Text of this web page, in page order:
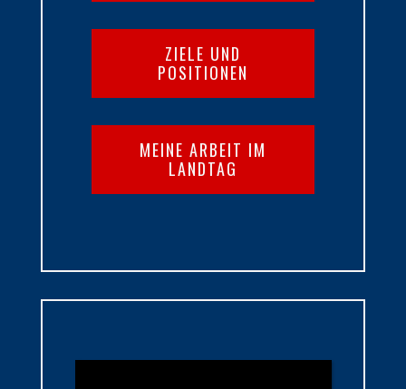
ZIELE UND
POSITIONEN
MEINE ARBEIT IM
LANDTAG